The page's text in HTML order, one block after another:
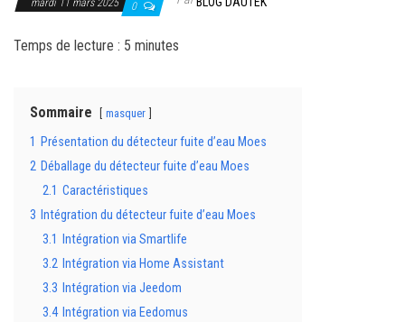
mardi 11 mars 2025 0
Temps de lecture : 5 minutes
Sommaire masquer
1 Présentation du détecteur fuite d’eau Moes
2 Déballage du détecteur fuite d’eau Moes
2.1 Caractéristiques
3 Intégration du détecteur fuite d’eau Moes
3.1
Intégration via Smartlife
3.2 Intégration via Home Assistant
3.3 Intégration via Jeedom
3.4 Intégration via Eedomus